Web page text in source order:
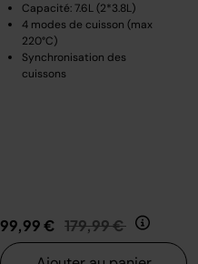
Capacité: 7.6L (2*3.8L)
4 modes de cuisson (max
220°C)
Synchronisation des
cuissons
99,99 € Prix réduit de
179,99 € au